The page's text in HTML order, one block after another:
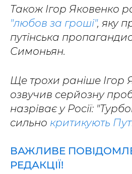
Також Ігор Яковенко
"любов за гроші", яку
путінська
Симоньян.
Ще трохи раніше Ігор
озвучив серйозну
назріває у Росії:
сильно критикують
ВАЖЛИВЕ
РЕДАКЦІЇ!